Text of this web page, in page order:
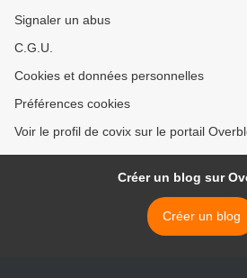
Signaler un abus
C.G.U.
Cookies et données personnelles
Préférences cookies
Voir le profil de covix sur le portail
Créer un blog sur
Créer un blog